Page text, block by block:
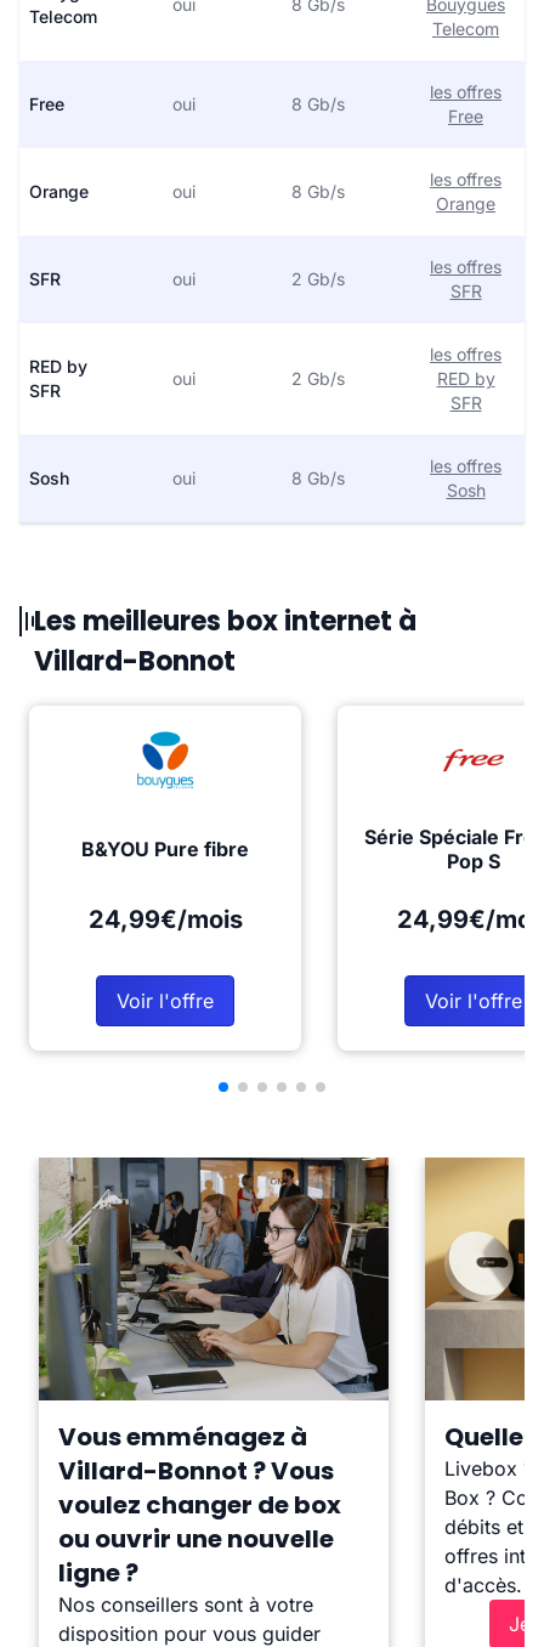
Telecom
oui 8 Gb/s
Bouygues
Telecom
Free oui 8 Gb/s
les offres
Free
Orange oui 8 Gb/s
les offres
Orange
SFR oui 2 Gb/s
les offres
SFR
RED by
SFR
oui 2 Gb/s
les offres
RED by
SFR
Sosh oui 8 Gb/s
les offres
Sosh
Les meilleures box internet à
Villard-Bonnot
B&YOU Pure fibre
24,99€/mois
Voir l'offre
Série Spéciale
Pop S
24,99€/
Voir l'offre
Vous emménagez à
Villard-Bonnot ? Vous
voulez changer de box
ou ouvrir une nouvelle
ligne ?
Nos conseillers sont à votre
disposition pour vous guider
Quelle
Livebox ?
Box ?
débits et
offres
d'accès.
Je